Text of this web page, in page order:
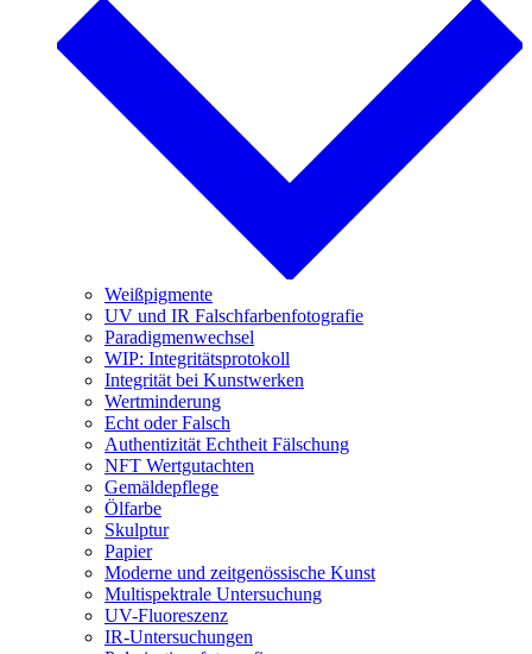
Weißpigmente
UV und IR Falschfarbenfotografie
Paradigmenwechsel
WIP: Integritätsprotokoll
Integrität bei Kunstwerken
Wertminderung
Echt oder Falsch
Authentizität Echtheit Fälschung
NFT Wertgutachten
Gemäldepflege
Ölfarbe
Skulptur
Papier
Moderne und zeitgenössische Kunst
Multispektrale Untersuchung
UV-Fluoreszenz
IR-Untersuchungen